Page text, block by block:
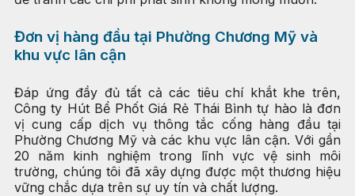
Đơn vị hàng đầu tại Phường Chương Mỹ và
khu vực lân cận
Đáp ứng đầy đủ tất cả các tiêu chí khắt khe trên,
Công ty Hút Bể Phốt Giá Rẻ Thái Bình tự hào là đơn
vị cung cấp dịch vụ thông tắc cống hàng đầu tại
Phường Chương Mỹ và các khu vực lân cận. Với gần
20 năm kinh nghiệm trong lĩnh vực vệ sinh môi
trường, chúng tôi đã xây dựng được một thương hiệu
vững chắc dựa trên sự uy tín và chất lượng.